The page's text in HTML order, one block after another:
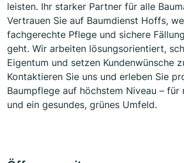
leisten. Ihr starker Partner für alle
Vertrauen Sie auf Baumdienst Hoffs,
fachgerechte Pflege und sichere
geht. Wir arbeiten lösungsorientiert,
Eigentum und setzen Kundenwünsche
Kontaktieren Sie uns und erleben Sie
Baumpflege auf höchstem Niveau – für
und ein gesundes, grünes Umfeld.